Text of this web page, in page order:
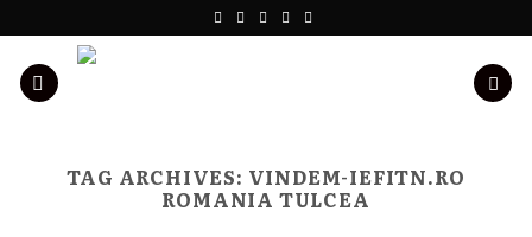
to
content
TAG ARCHIVES: VINDEM-IEFITN.RO
ROMANIA TULCEA